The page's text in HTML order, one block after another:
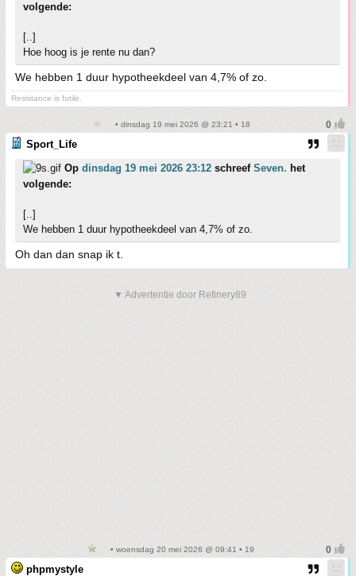
volgende:
[..]
Hoe hoog is je rente nu dan?
We hebben 1 duur hypotheekdeel van 4,7% of zo.
Resistance is futile.
• dinsdag 19 mei 2026 @ 23:21 • 18
Sport_Life
Op dinsdag 19 mei 2026 23:12 schreef Seven. het
volgende:
[..]
We hebben 1 duur hypotheekdeel van 4,7% of zo.
Oh dan dan snap ik t.
▼ Advertentie door Refinery89
• woensdag 20 mei 2026 @ 09:41 • 19
phpmystyle